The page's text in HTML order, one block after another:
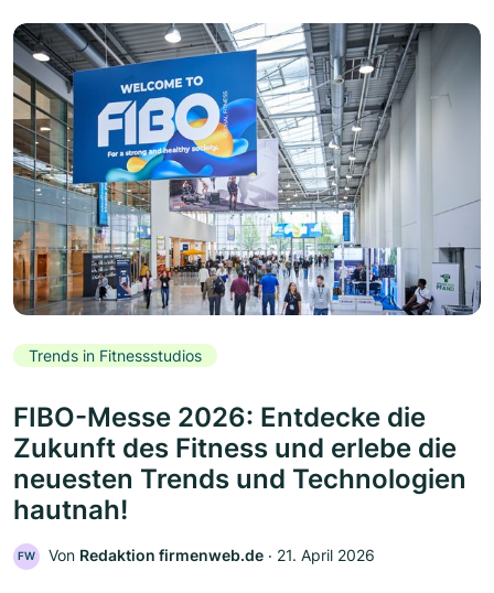
Trends in Fitnessstudios
FIBO-Messe 2026: Entdecke die
Zukunft des Fitness und erlebe die
neuesten Trends und Technologien
hautnah!
FW Von Redaktion firmenweb.de ‧ 21. April 2026